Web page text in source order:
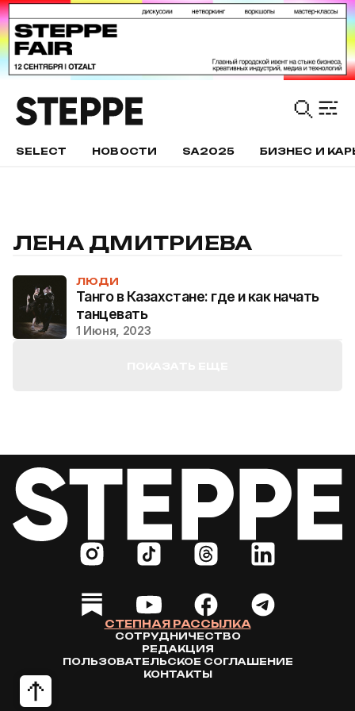
SELECT НОВОСТИ SA2025 БИЗНЕС И
ЛЕНА ДМИТРИЕВА
ЛЮДИ
Танго в Казахстане: где и как начать
танцевать
1 Июня, 2023
СТЕПНАЯ РАССЫЛКА
СОТРУДНИЧЕСТВО
РЕДАКЦИЯ
ПОЛЬЗОВАТЕЛЬСКОЕ СОГЛАШЕНИЕ
КОНТАКТЫ